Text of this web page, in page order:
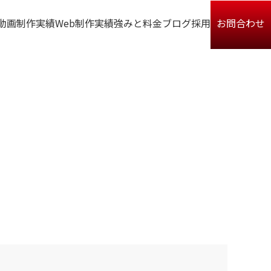
画制作実績Web制作実績強みと料金ブログ採用 お問合わせ